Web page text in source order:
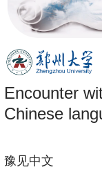
Encounter
Chinese
豫见中文